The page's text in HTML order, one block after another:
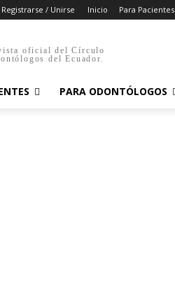
Registrarse / Unirse Inicio Para Pacientes
oficial del Círculo
del Ecuador.
PARA ODONTÓLOGOS